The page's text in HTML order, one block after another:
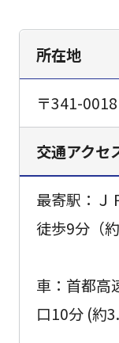
所在地
〒341-
交通アクセ
最寄駅：Ｊ
徒歩9分（
車：首都高
口10分 (約